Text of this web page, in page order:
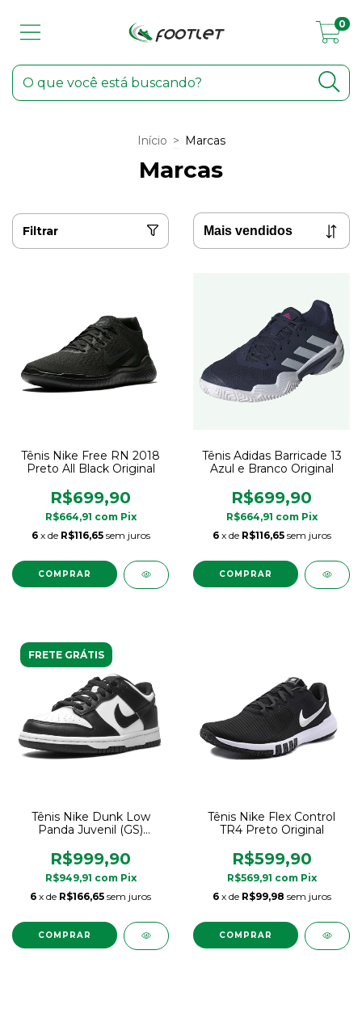
0
Início > Marcas
Marcas
Filtrar
Tênis Nike Free RN 2018
Preto All Black Original
R$699,90
R$664,91 com Pix
6 x de R$116,65 sem juros
COMPRAR
Tênis Adidas Barricade 13
Azul e Branco Original
R$699,90
R$664,91 com Pix
6 x de R$116,65 sem juros
COMPRAR
FRETE GRÁTIS
Tênis Nike Dunk Low
Panda Juvenil (GS)
R$999,90
R$949,91 com Pix
6 x de R$166,65 sem juros
COMPRAR
Tênis Nike Flex Control
TR4 Preto Original
R$599,90
R$569,91 com Pix
6 x de R$99,98 sem juros
COMPRAR